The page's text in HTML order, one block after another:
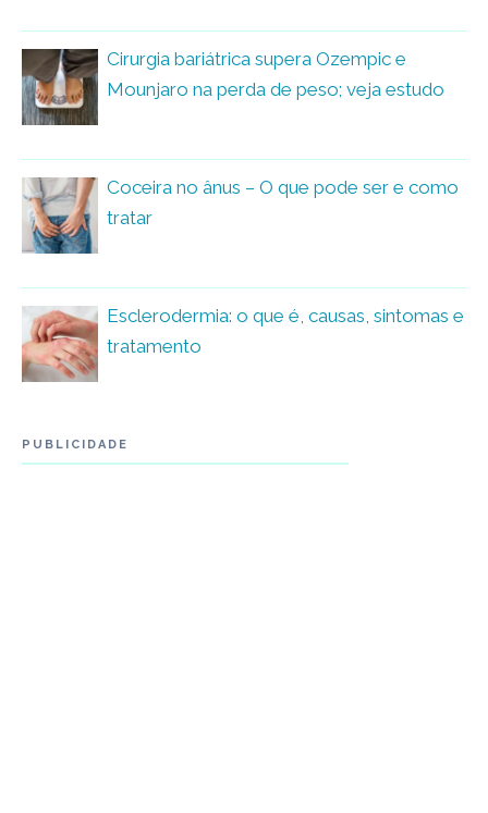
Cirurgia bariátrica supera Ozempic e
Mounjaro na perda de peso; veja estudo
Coceira no ânus – O que pode ser e como
tratar
Esclerodermia: o que é, causas, sintomas e
tratamento
PUBLICIDADE